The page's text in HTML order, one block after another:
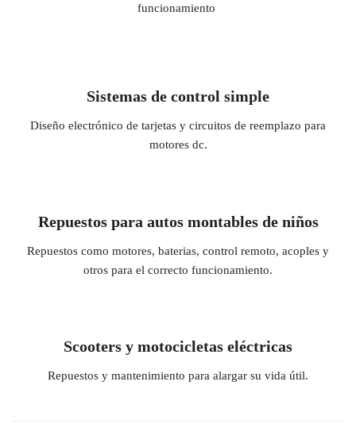
funcionamiento
Sistemas de control simple
Diseño electrónico de tarjetas y circuitos de reemplazo para
motores dc.
Repuestos para autos montables de niños
Repuestos como motores, baterias, control remoto, acoples y
otros para el correcto funcionamiento.
Scooters y motocicletas eléctricas
Repuestos y mantenimiento para alargar su vida útil.